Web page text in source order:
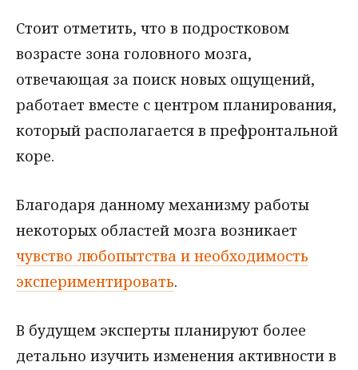
Стоит отметить, что в подростковом
возрасте зона головного мозга,
отвечающая за поиск новых ощущений,
работает вместе с центром планирования,
который располагается в префронтальной
коре.
Благодаря данному механизму работы
некоторых областей мозга возникает
чувство любопытства и необходимость
экспериментировать.
В будущем эксперты планируют более
детально изучить изменения активности в